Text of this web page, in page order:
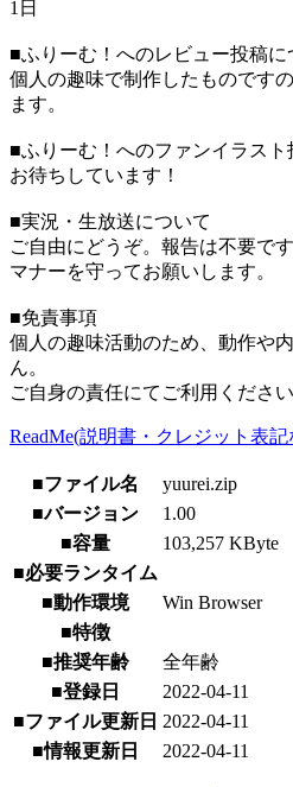
1日
■ふりーむ！へのレビュー投稿に
個人の趣味で制作したものです
ます。
■ふりーむ！へのファンイラスト
お待ちしています！
■実況・生放送について
ご自由にどうぞ。報告は不要です
マナーを守ってお願いします。
■免責事項
個人の趣味活動のため、動作や
ん。
ご自身の責任にてご利用ください
ReadMe(説明書・クレジット表記
■ファイル名
yuurei.zip
■バージョン
1.00
■容量
103,257 KByte
■必要ランタイム
■動作環境
Win Browser
■特徴
■推奨年齢
全年齢
■登録日
2022-04-11
■ファイル更新日 2022-04-11
■情報更新日
2022-04-11